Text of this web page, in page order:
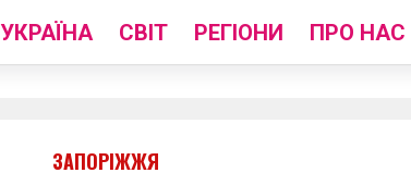
УКРАЇНА СВІТ РЕГІОНИ ПРО НАС
ЗАПОРІЖЖЯ